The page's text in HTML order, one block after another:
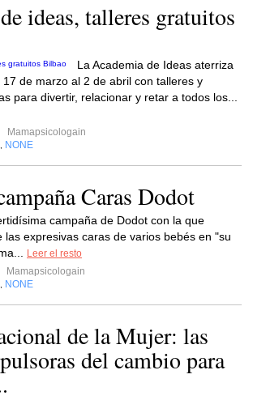
ideas, talleres gratuitos
La Academia de Ideas aterriza
de marzo al 2 de abril con talleres y
para divertir, relacionar y retar a todos los...
Mamapsicologain
NONE
Caras Dodot
campaña de Dodot con la que
las expresivas caras de varios bebés en "su
Leer el resto
Mamapsicologain
NONE
de la Mujer: las
del cambio para